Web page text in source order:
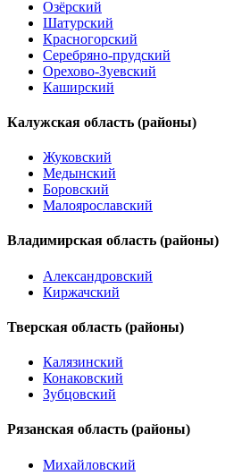
Озёрский
Шатурский
Красногорский
Серебряно-прудский
Орехово-Зуевский
Каширский
Калужская область (районы)
Жуковский
Медынский
Боровский
Малоярославский
Владимирская область (районы)
Александровский
Киржачский
Тверская область (районы)
Калязинский
Конаковский
Зубцовский
Рязанская область (районы)
Михайловский